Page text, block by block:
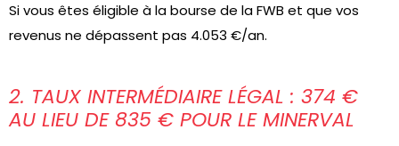
Si vous êtes éligible à la bourse de la FWB et que vos
revenus ne dépassent pas 4.053 €/an.
2. TAUX INTERMÉDIAIRE LÉGAL : 374 €
AU LIEU DE 835 € POUR LE MINERVAL